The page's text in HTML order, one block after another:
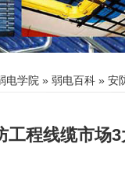
电学院 » 弱电百科 » 安
工程线缆市场